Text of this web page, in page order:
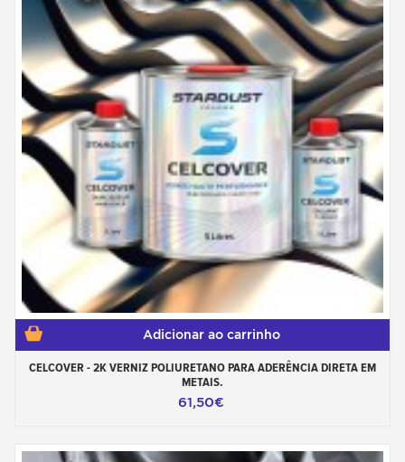
Adicionar ao carrinho
CELCOVER - 2K VERNIZ POLIURETANO PARA ADERÊNCIA DIRETA EM
METAIS.
61,50€